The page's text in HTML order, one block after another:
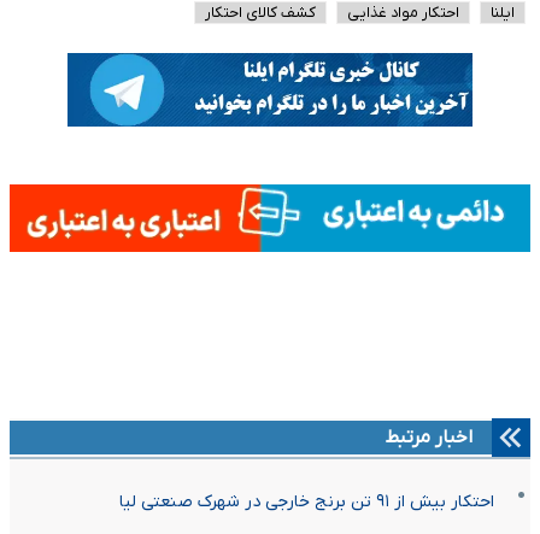
ایلنا احتکار مواد غذایی کشف کالای احتکار
اخبار مرتبط
احتکار بیش از ۹۱ تن برنج خارجی در شهرک صنعتی لیا